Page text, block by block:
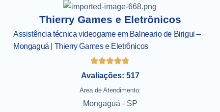
Thierry Games e Eletrônicos
Assistência técnica videogame em Balneario de Birigui –
Mongaguá | Thierry Games e Eletrônicos
Avaliações: 517
Area de Atendimento:
Mongaguá - SP